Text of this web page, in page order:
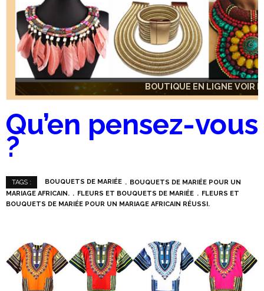
BOUTIQUE EN LIGNE VOIR
BOUTIQUE EN LIGNE VOIR
BOUTIQUE EN LIGNE VOIR
Qu’en pensez-vous
?
TAGS : BOUQUETS DE MARIÉE
BOUQUETS DE MARIÉE POUR UN
MARIAGE AFRICAIN.
FLEURS ET BOUQUETS DE MARIÉE
FLEURS ET
BOUQUETS DE MARIÉE POUR UN MARIAGE AFRICAIN RÉUSSI.